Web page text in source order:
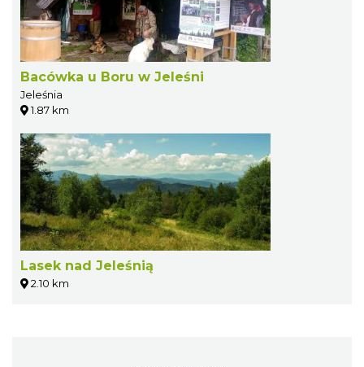
Bacówka u Boru w Jeleśni
Jeleśnia
1.87 km
Lasek nad Jeleśnią
2.10 km